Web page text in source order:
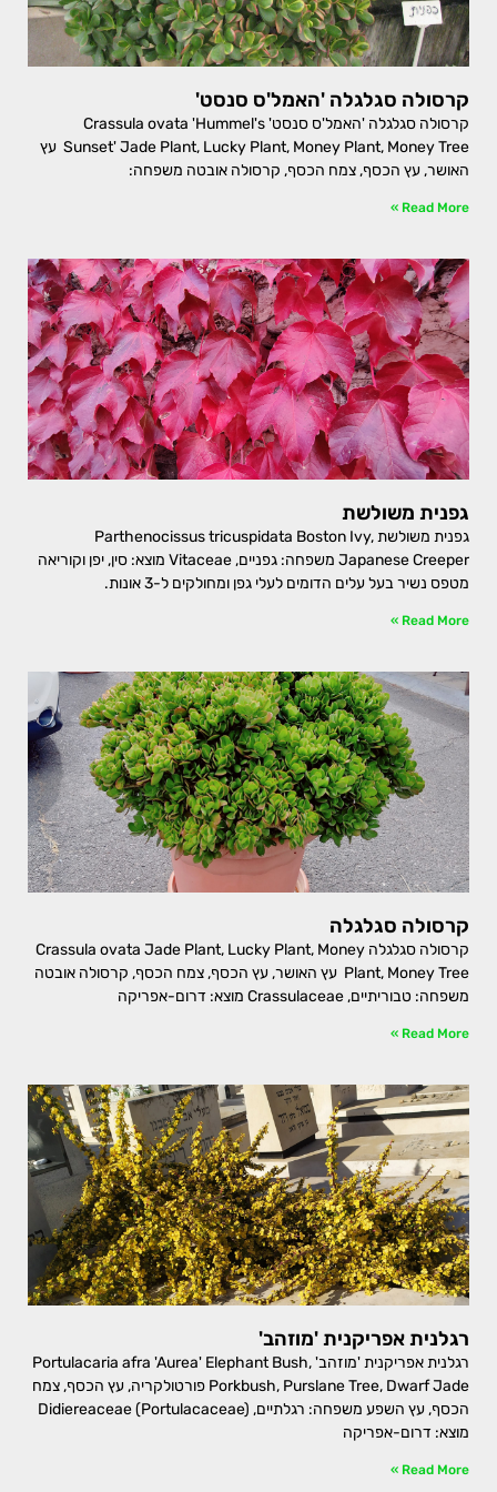
קרסולה סגלגלה 'האמל'ס סנסט'
קרסולה סגלגלה 'האמל'ס סנסט' Crassula ovata 'Hummel's
Sunset' Jade Plant, Lucky Plant, Money Plant, Money Tree עץ
האושר, עץ הכסף, צמח הכסף, קרסולה אובטה משפחה:
Read More »
גפנית משולשת
גפנית משולשת Parthenocissus tricuspidata Boston Ivy,
Japanese Creeper משפחה: גפניים, Vitaceae מוצא: סין, יפן וקוריאה
מטפס נשיר בעל עלים הדומים לעלי גפן ומחולקים ל-3 אונות.
Read More »
קרסולה סגלגלה
קרסולה סגלגלה Crassula ovata Jade Plant, Lucky Plant, Money
Plant, Money Tree עץ האושר, עץ הכסף, צמח הכסף, קרסולה אובטה
משפחה: טבוריתיים, Crassulaceae מוצא: דרום-אפריקה
Read More »
רגלנית אפריקנית 'מוזהב'
רגלנית אפריקנית 'מוזהב' Portulacaria afra 'Aurea' Elephant Bush,
Porkbush, Purslane Tree, Dwarf Jade פורטולקריה, עץ הכסף, צמח
הכסף, עץ השפע משפחה: רגלתיים, Didiereaceae (Portulacaceae)
מוצא: דרום-אפריקה
Read More »